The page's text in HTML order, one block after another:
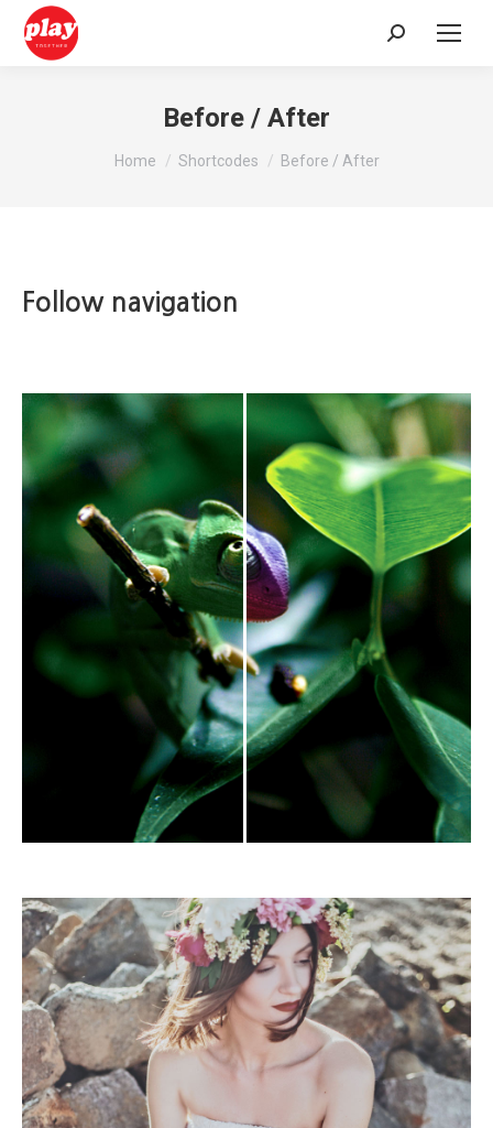
Search:
Before / After
Home Shortcodes Before / After
Follow navigation